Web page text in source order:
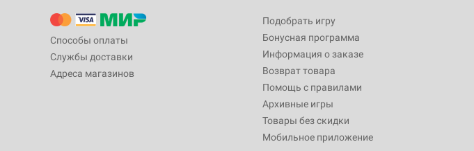
Способы оплаты
Службы доставки
Адреса магазинов
Подобрать игру
Бонусная программа
Информация о заказе
Возврат товара
Помощь с правилами
Архивные игры
Товары без скидки
Мобильное приложение